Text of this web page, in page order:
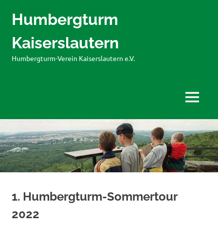
Inhalt
springen
Humbergturm
Kaiserslautern
Humbergturm-Verein Kaiserslautern e.V.
MENÜ
1. Humbergturm-Sommertour
2022